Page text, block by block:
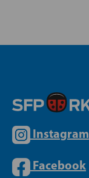
Instagram
Facebook